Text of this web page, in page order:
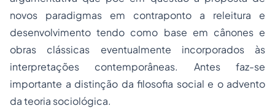
novos paradigmas em contraponto a releitura e
desenvolvimento tendo como base em cânones e
obras clássicas eventualmente incorporados às
interpretações contemporâneas. Antes faz-se
importante a distinção da filosofia social e o advento
da teoria sociológica.